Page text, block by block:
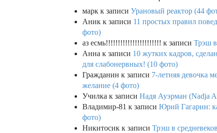
марк к записи Урановый реактор (44
Аник к записи 11 простых правил
фото)
аз есмь!!!!!!!!!!!!!!!!!!!!!!! к записи Трэш в
Анна к записи 10 жутких кадров,
для слабонервных! (10 фото)
Гражданин к записи 7-летняя девочка
желание (4 фото)
Училка к записи Надя Ауэрман (Nadja
Владимир-81 к записи Юрий Гагарин:
фото)
Никитосик к записи Трэш в